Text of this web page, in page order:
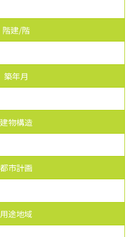
階建/階
築年月
建物構造
都市計画
用途地域